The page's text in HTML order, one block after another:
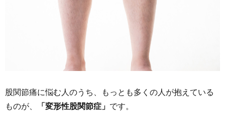
股関節痛に悩む人のうち、もっとも多くの人が抱えている
ものが、
「変形性股関節症」 です。